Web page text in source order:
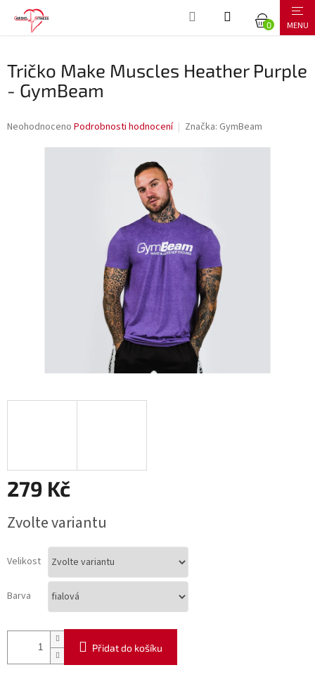
NÁKUPNÍ
Tričko Make Muscles Heather Purple
- GymBeam
Průměrné
Neohodnoceno Podrobnosti hodnocení Značka: GymBeam
279 Kč
cena:
Zvolte variantu
Velikost
Barva
Přidat do košíku